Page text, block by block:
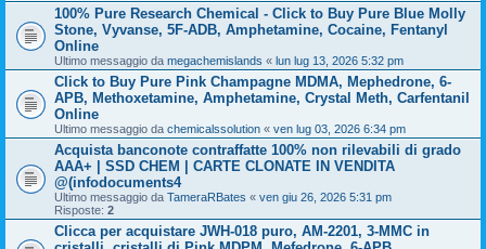
100% Pure Research Chemical - Click to Buy Pure Blue Molly
Stone, Vyvanse, 5F-ADB, Amphetamine, Cocaine, Fentanyl
Online
Ultimo messaggio da megachemislands « lun lug 13, 2026 5:32 pm
Click to Buy Pure Pink Champagne MDMA, Mephedrone, 6-
APB, Methoxetamine, Amphetamine, Crystal Meth, Carfentanil
Online
Ultimo messaggio da chemicalssolution « ven lug 03, 2026 6:34 pm
Acquista banconote contraffatte 100% non rilevabili di grado
AAA+ | SSD CHEM | CARTE CLONATE IN VENDITA
@(infodocuments4
Ultimo messaggio da TameraRBates « ven giu 26, 2026 5:31 pm
Risposte: 2
Clicca per acquistare JWH-018 puro, AM-2201, 3-MMC in